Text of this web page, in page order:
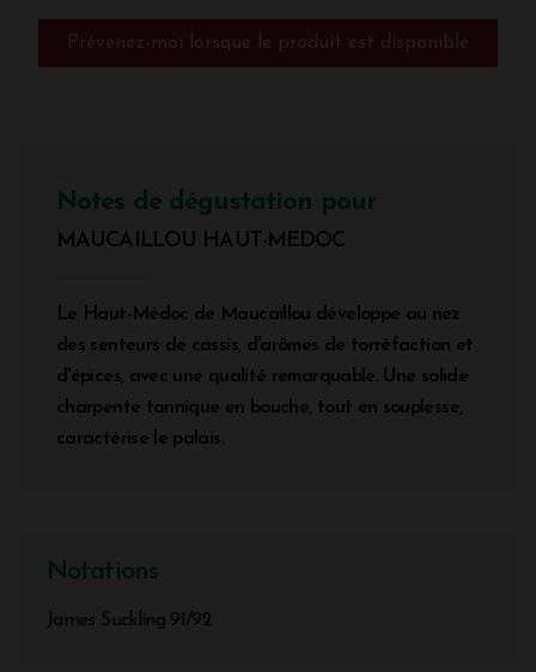
Prévenez-moi lorsque le produit est disponible
Notes de dégustation pour
MAUCAILLOU HAUT-MEDOC
Le Haut-Médoc de Maucaillou développe au nez
des senteurs de cassis, d'arômes de torréfaction et
d'épices, avec une qualité remarquable. Une solide
charpente tannique en bouche, tout en souplesse,
caractérise le palais.
Notations
James Suckling 91/92